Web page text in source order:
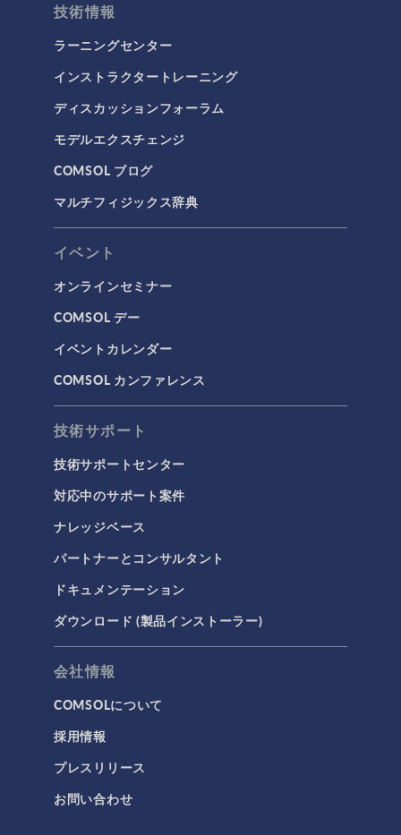
技術情報
ラーニングセンター
インストラクタートレーニング
ディスカッションフォーラム
モデルエクスチェンジ
COMSOL ブログ
マルチフィジックス辞典
イベント
オンラインセミナー
COMSOL デー
イベントカレンダー
COMSOL カンファレンス
技術サポート
技術サポートセンター
対応中のサポート案件
ナレッジベース
パートナーとコンサルタント
ドキュメンテーション
ダウンロード (製品インストーラー)
会社情報
COMSOLについて
採用情報
プレスリリース
お問い合わせ